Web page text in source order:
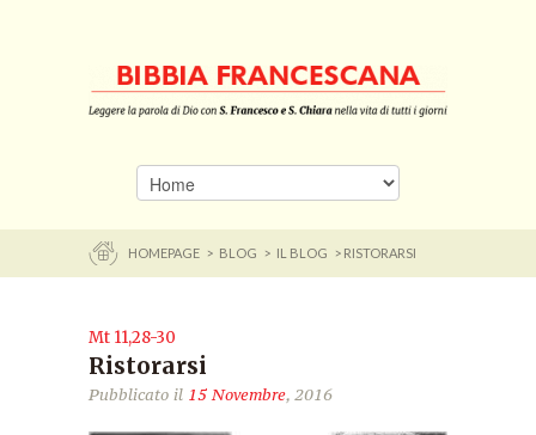
HOMEPAGE > BLOG > IL BLOG > RISTORARSI
Mt 11,28-30
Ristorarsi
Pubblicato il 15 Novembre, 2016